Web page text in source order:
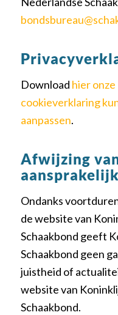
Download hier
cookieverklaring
aanpassen.
Afwijzing
Ondanks
de website van
Schaakbond geeft
Schaakbond geen
juistheid of
website van
Schaakbond.